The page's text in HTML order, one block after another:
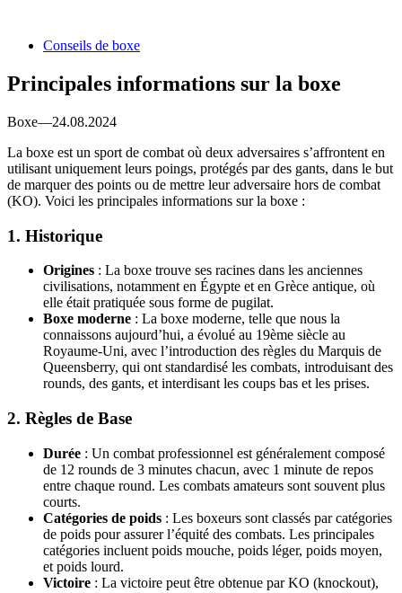
Conseils de boxe
Principales informations sur la boxe
Boxe—24.08.2024
La boxe est un sport de combat où deux adversaires s’affrontent en
utilisant uniquement leurs poings, protégés par des gants, dans le but
de marquer des points ou de mettre leur adversaire hors de combat
(KO). Voici les principales informations sur la boxe :
1. Historique
Origines : La boxe trouve ses racines dans les anciennes
civilisations, notamment en Égypte et en Grèce antique, où
elle était pratiquée sous forme de pugilat.
Boxe moderne : La boxe moderne, telle que nous la
connaissons aujourd’hui, a évolué au 19ème siècle au
Royaume-Uni, avec l’introduction des règles du Marquis de
Queensberry, qui ont standardisé les combats, introduisant des
rounds, des gants, et interdisant les coups bas et les prises.
2. Règles de Base
Durée : Un combat professionnel est généralement composé
de 12 rounds de 3 minutes chacun, avec 1 minute de repos
entre chaque round. Les combats amateurs sont souvent plus
courts.
Catégories de poids : Les boxeurs sont classés par catégories
de poids pour assurer l’équité des combats. Les principales
catégories incluent poids mouche, poids léger, poids moyen,
et poids lourd.
Victoire : La victoire peut être obtenue par KO (knockout),